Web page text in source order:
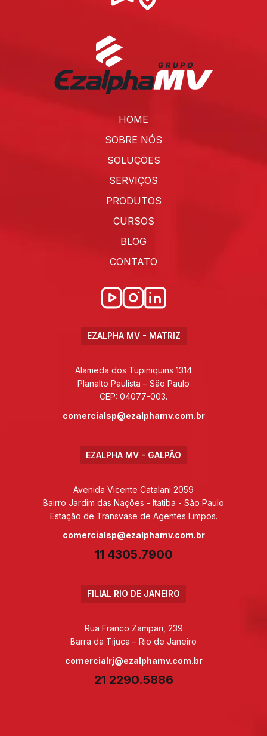
HOME
SOBRE NÓS
SOLUÇÕES
SERVIÇOS
PRODUTOS
CURSOS
BLOG
CONTATO
EZALPHA MV - MATRIZ
Alameda dos Tupiniquins 1314
Planalto Paulista – São Paulo
CEP: 04077-003.
comercialsp@ezalphamv.com.br
EZALPHA MV - GALPÃO
Avenida Vicente Catalani 2059
Bairro Jardim das Nações - Itatiba - São Paulo
Estação de Transvase de Agentes Limpos.
comercialsp@ezalphamv.com.br
11 4305.7900
FILIAL RIO DE JANEIRO
Rua Franco Zampari, 239
Barra da Tijuca – Rio de Janeiro
comercialrj@ezalphamv.com.br
21 2290.5886